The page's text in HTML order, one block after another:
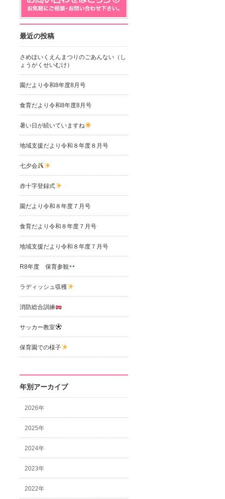
最近の投稿
さめほいくえんまつりのごあんない（し
ょうがくせいむけ）
園だより令和8年度8月号
食育だより令和8年度8月号
暑い日が続いていますね
地域支援だより令和８年度８月号
七夕会
赤十字登録式
園だより令和８年度７月号
食育だより令和８年度７月号
地域支援だより令和８年度７月号
R8年度 保育参観
ラディッシュ収穫
消防総合訓練
サッカー教室
保育園での様子
年別アーカイブ
2026年
2025年
2024年
2023年
2022年